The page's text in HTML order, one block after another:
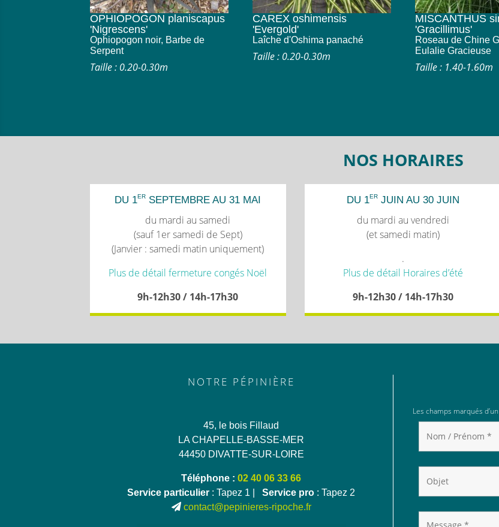
OPHIOPOGON planiscapus
'Nigrescens'
Ophiopogon noir, Barbe de
Serpent
Taille : 0.20-0.30m
CAREX oshimensis
'Evergold'
Laîche d'Oshima panaché
Taille : 0.20-0.30m
MISCANTHUS
'Gracillimus'
Roseau de Chine
Eulalie Gracieuse
Taille : 1.40-1.60m
NOS HORAIRES
DU 1ER SEPTEMBRE AU 31 MAI
du mardi au samedi
(sauf 1er samedi de Sept)
(Janvier : samedi matin uniquement)
Plus de détail fermeture congés Noël
9h-12h30 / 14h-17h30
DU 1ERJUIN AU 30 JUIN
du mardi au vendredi
(et samedi matin)
.
Plus de détail Horaires d’été
9h-12h30 / 14h-17h30
NOTRE PÉPINIÈRE
45, le bois Fillaud
LA CHAPELLE-BASSE-MER
44450 DIVATTE-SUR-LOIRE
Téléphone :02 40 06 33 66
Service particulier : Tapez 1 | Service pro : Tapez 2
contact@pepinieres-ripoche.fr
Les champs marqués d’un